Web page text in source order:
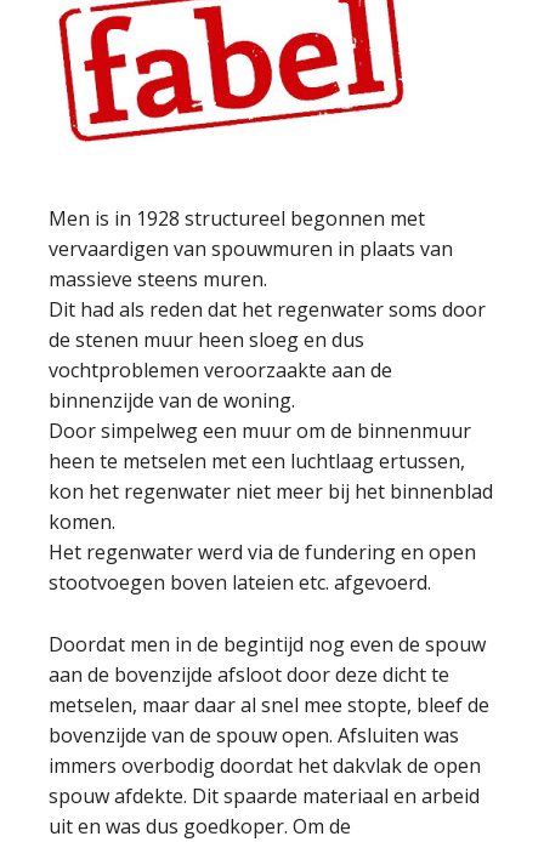
Men is in 1928 structureel begonnen met
vervaardigen van spouwmuren in plaats van
massieve steens muren.
Dit had als reden dat het regenwater soms door
de stenen muur heen sloeg en dus
vochtproblemen veroorzaakte aan de
binnenzijde van de woning.
Door simpelweg een muur om de binnenmuur
heen te metselen met een luchtlaag ertussen,
kon het regenwater niet meer bij het binnenblad
komen.
Het regenwater werd via de fundering en open
stootvoegen boven lateien etc. afgevoerd.
Doordat men in de begintijd nog even de spouw
aan de bovenzijde afsloot door deze dicht te
metselen, maar daar al snel mee stopte, bleef de
bovenzijde van de spouw open. Afsluiten was
immers overbodig doordat het dakvlak de open
spouw afdekte. Dit spaarde materiaal en arbeid
uit en was dus goedkoper. Om de